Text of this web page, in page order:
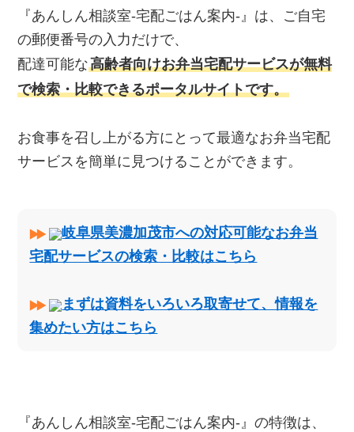
『あんしん相談室‐宅配ごはん案内‐』は、ご自宅
の郵便番号の入力だけで、
配達可能な高齢者向けお弁当宅配サービスが無料
で検索・比較できるポータルサイトです。
お食事を召し上がる方にとって最適なお弁当宅配
サービスを簡単に見つけることができます。
岐阜県美濃加茂市への対応可能なお弁当
宅配サービスの検索・比較はこちら
まずは資料をいろいろ取寄せて、情報を
集めたい方はこちら
『あんしん相談室‐宅配ごはん案内‐』の特徴は、